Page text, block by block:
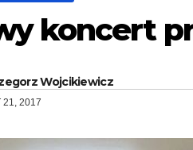
koncert
Wojcikiewicz
21, 2017